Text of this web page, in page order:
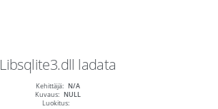
Libsqlite3.dll ladata
Kehittäjä: N/A
Kuvaus: NULL
Luokitus: